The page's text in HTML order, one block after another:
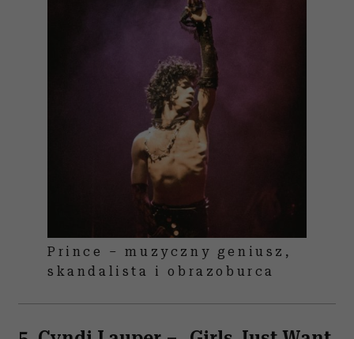
Prince – muzyczny geniusz,
skandalista i obrazoburca